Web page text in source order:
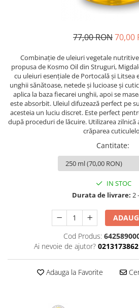
77,00 RON70,00
Combinație de uleiuri vegetale
propusa de Kosmo Oil din Struguri,
cu uleiuri esențiale de Portocală și Litsea
unghii sănătoase, netede și lucioase și
aplica la baza fiecarei unghii, apoi se
este absorbit. Uleiul difuzează perfect pe
acesteia un luciu discret. Este perfect
după proceduri de lăcuire. Utilizarea zilnică
crăparea
Cantitate:
IN STOC
Durata de livrare: 2
Cod Produs:
Ai nevoie de ajutor? 0213173862
Adauga la Favorite